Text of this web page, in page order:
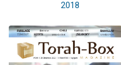
2018